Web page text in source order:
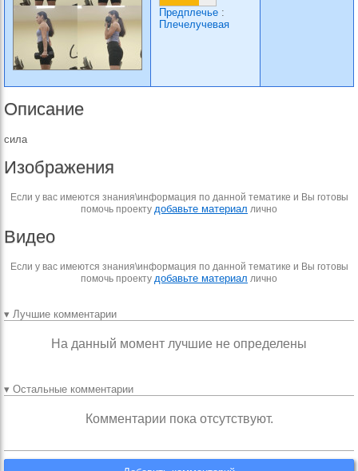
Предплечье :
Плечелучевая
Описание
сила
Изображения
Если у вас имеются знания\информация по данной тематике и Вы готовы
помочь проекту добавьте материал лично
Видео
Если у вас имеются знания\информация по данной тематике и Вы готовы
помочь проекту добавьте материал лично
▾ Лучшие комментарии
На данный момент лучшие не определены
▾ Остальные комментарии
Комментарии пока отсутствуют.